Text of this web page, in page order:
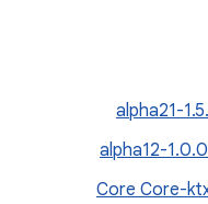
Core Core-